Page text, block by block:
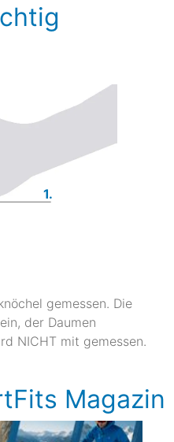
1.
gemessen. Die
der Daumen
NICHT mit gemessen.
Magazin